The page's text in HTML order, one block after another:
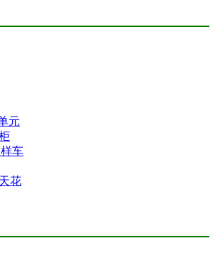
元
车
花